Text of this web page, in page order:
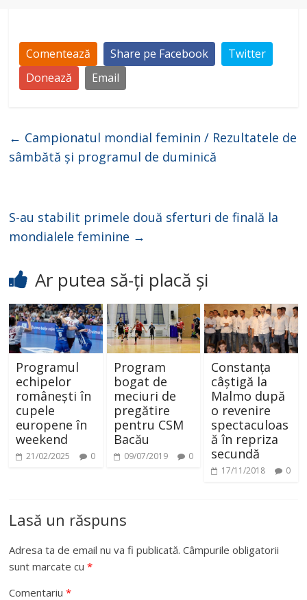
Comentează Share pe Facebook
Twitter
Donează
Email
← Campionatul mondial feminin / Rezultatele de
sâmbătă și programul de duminică
S-au stabilit primele două sferturi de finală la
mondialele feminine →
Ar putea să-ți placă și
Programul
echipelor
românești în
cupele
europene în
weekend
21/02/2025 0
Program
bogat de
meciuri de
pregătire
pentru CSM
Bacău
09/07/2019 0
Constanța
câștigă la
Malmo după
o revenire
spectaculoas
ă în repriza
secundă
17/11/2018 0
Lasă un răspuns
Adresa ta de email nu va fi publicată. Câmpurile obligatorii
sunt marcate cu*
Comentariu*